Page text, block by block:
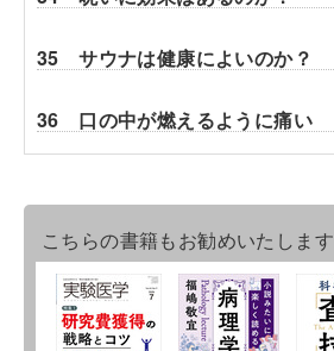
35 サウナは健康によいのか？
36 口の中が燃えるように痛い
こちらの書籍もお勧めいたします